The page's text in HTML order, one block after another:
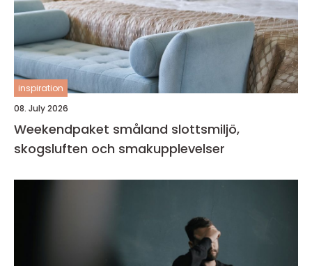
inspiration
08. July 2026
Weekendpaket småland slottsmiljö,
skogsluften och smakupplevelser